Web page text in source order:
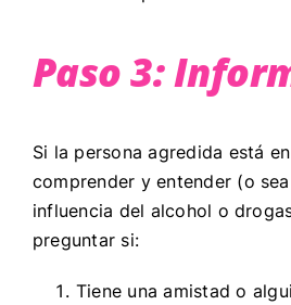
Paso 3:
Si la persona agredida está
comprender y entender (o
influencia del alcohol o
preguntar si:
Tiene una amistad o